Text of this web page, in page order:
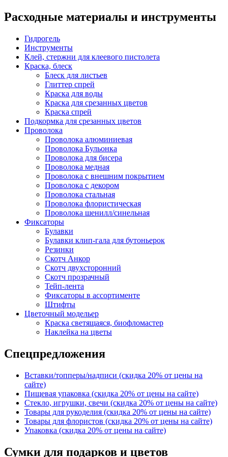
Расходные материалы и инструменты
Гидрогель
Инструменты
Клей, стержни для клеевого пистолета
Краска, блеск
Блеск для листьев
Глиттер спрей
Краска для воды
Краска для срезанных цветов
Краска спрей
Подкормка для срезанных цветов
Проволока
Проволока алюминиевая
Проволока Бульонка
Проволока для бисера
Проволока медная
Проволока с внешним покрытием
Проволока с декором
Проволока стальная
Проволока флористическая
Проволока шенилл/синельная
Фиксаторы
Булавки
Булавки клип-гала для бутоньерок
Резинки
Скотч Анкор
Скотч двухсторонний
Скотч прозрачный
Тейп-лента
Фиксаторы в ассортименте
Штифты
Цветочный модельер
Краска светящаяся, биофломастер
Наклейка на цветы
Спецпредложения
Вставки/топперы/надписи (скидка 20% от цены на
сайте)
Пищевая упаковка (скидка 20% от цены на сайте)
Стекло, игрушки, свечи (скидка 20% от цены на сайте)
Товары для рукоделия (скидка 20% от цены на сайте)
Товары для флористов (скидка 20% от цены на сайте)
Упаковка (скидка 20% от цены на сайте)
Сумки для подарков и цветов